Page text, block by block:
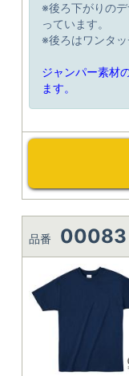
※後ろ下がりの
っています。
※後ろはワンタ
ジャンパー素材
ます。
品番 00083